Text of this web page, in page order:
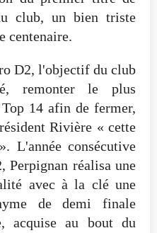
club, un bien triste
centenaire.
D2, l'objectif du club
remonter le plus
14 afin de fermer,
Rivière « cette
L'année consécutive
Perpignan réalisa une
avec à la clé une
de demi finale
acquise au bout du